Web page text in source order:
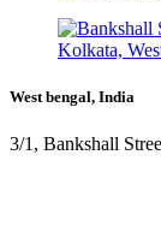
West bengal, India
3/1, Bankshall